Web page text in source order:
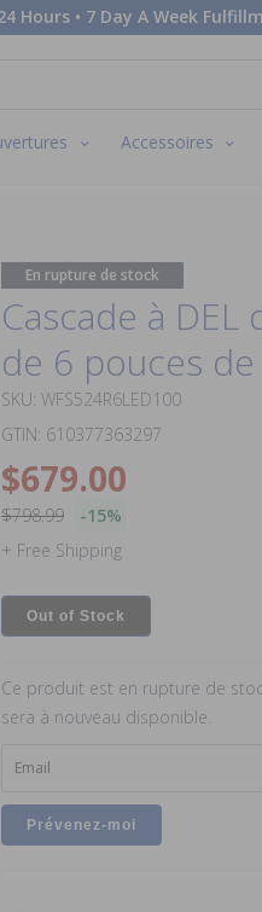
Hours • 7 Day A Week
Accessoires
En rupture de stock
Cascade à
de 6 pouces
SKU: WFS524R6LED100
GTIN: 610377363297
$679.00
$798.99
-15%
+ Free Shipping
Out of Stock
Ce produit est en rupture de
sera à nouveau disponible.
Email